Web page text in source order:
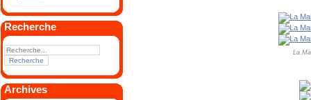
Recherche
Archives
La